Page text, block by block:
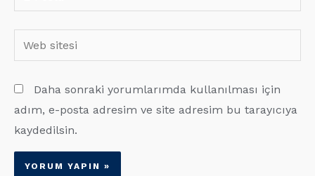
Posta*
sitesi
Daha sonraki yorumlarımda kullanılması için
adım, e-posta adresim ve site adresim bu tarayıcıya
kaydedilsin.